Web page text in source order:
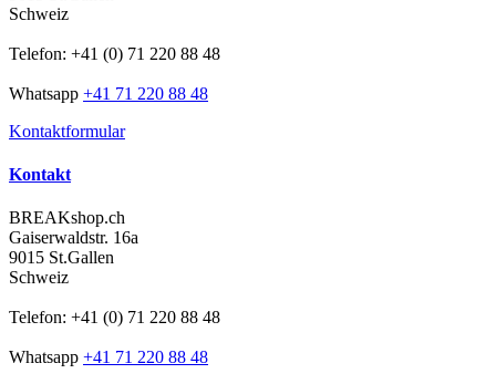
Schweiz
Telefon: +41 (0) 71 220 88 48
Whatsapp +41 71 220 88 48
Kontaktformular
Kontakt
BREAKshop.ch
Gaiserwaldstr. 16a
9015 St.Gallen
Schweiz
Telefon: +41 (0) 71 220 88 48
Whatsapp +41 71 220 88 48